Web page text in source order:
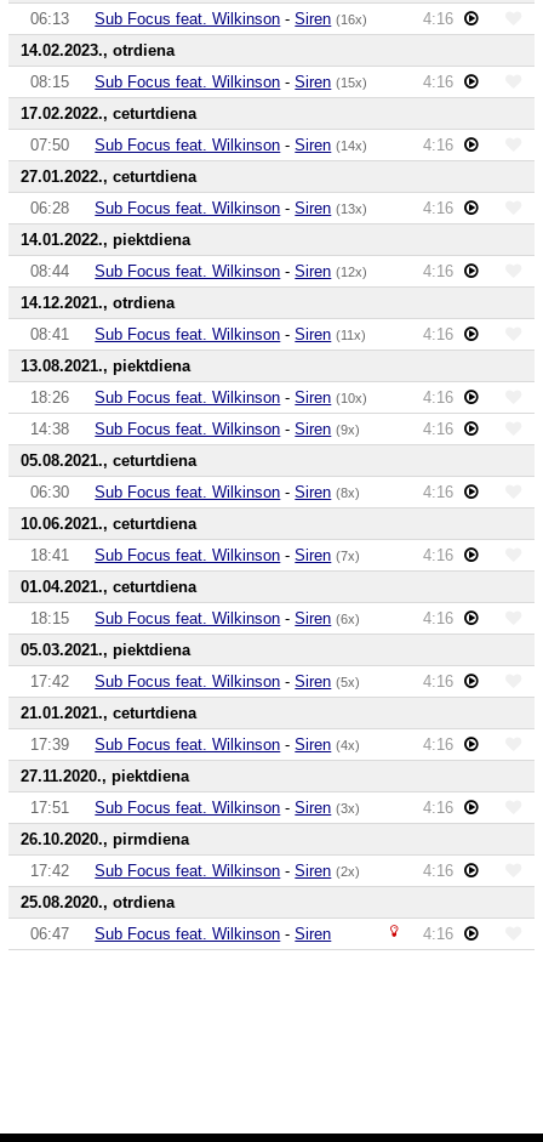
06:13
Sub Focus feat. Wilkinson -Siren (16x)
4:16
14.02.2023., otrdiena
08:15
Sub Focus feat. Wilkinson -Siren (15x)
4:16
17.02.2022., ceturtdiena
07:50
Sub Focus feat. Wilkinson -Siren (14x)
4:16
27.01.2022., ceturtdiena
06:28
Sub Focus feat. Wilkinson -Siren (13x)
4:16
14.01.2022., piektdiena
08:44
Sub Focus feat. Wilkinson -Siren (12x)
4:16
14.12.2021., otrdiena
08:41
Sub Focus feat. Wilkinson -Siren (11x)
4:16
13.08.2021., piektdiena
18:26
Sub Focus feat. Wilkinson -Siren (10x)
4:16
14:38
Sub Focus feat. Wilkinson -Siren (9x)
4:16
05.08.2021., ceturtdiena
06:30
Sub Focus feat. Wilkinson -Siren (8x)
4:16
10.06.2021., ceturtdiena
18:41
Sub Focus feat. Wilkinson -Siren (7x)
4:16
01.04.2021., ceturtdiena
18:15
Sub Focus feat. Wilkinson -Siren (6x)
4:16
05.03.2021., piektdiena
17:42
Sub Focus feat. Wilkinson -Siren (5x)
4:16
21.01.2021., ceturtdiena
17:39
Sub Focus feat. Wilkinson -Siren (4x)
4:16
27.11.2020., piektdiena
17:51
Sub Focus feat. Wilkinson -Siren (3x)
4:16
26.10.2020., pirmdiena
17:42
Sub Focus feat. Wilkinson -Siren (2x)
4:16
25.08.2020., otrdiena
06:47
Sub Focus feat. Wilkinson -Siren 4:16